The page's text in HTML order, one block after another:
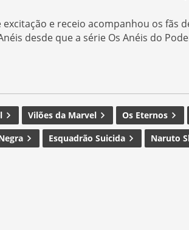
e receio acompanhou os fãs
desde que a série Os Anéis do
Vilões da Marvel Os Eternos
Esquadrão Suicida Naruto